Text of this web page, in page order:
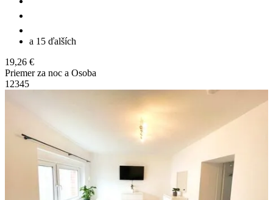
a 15 ďalších
19,26 €
Priemer za noc a Osoba
1 2345